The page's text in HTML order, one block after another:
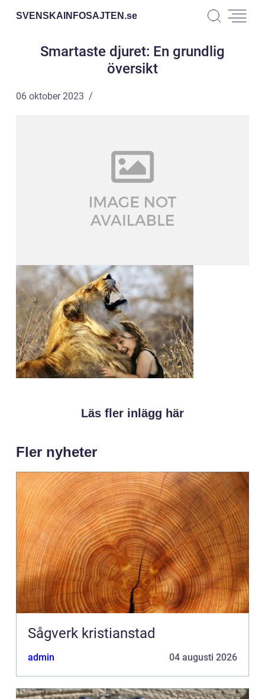
SVENSKAINFOSAJTEN.se
Smartaste djuret: En grundlig
översikt
06 oktober 2023
Läs fler inlägg här
Fler nyheter
Sågverk kristianstad
admin 04 augusti 2026